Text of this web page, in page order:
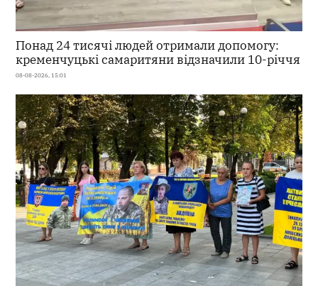
Понад 24 тисячі людей отримали допомогу:
кременчуцькі самаритяни відзначили 10-річчя
08-08-2026, 15:01